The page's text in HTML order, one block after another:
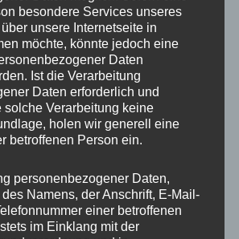
Radschraube
M14
1,25
17
27 mm
10.9
Schwarz
besondere Services unseres
unsere Internetseite in
möchte, könnte jedoch eine
Daten
Ist die Verarbeitung
Daten erforderlich und
solche Verarbeitung keine
holen wir generell eine
betroffenen Person ein.
personenbezogener Daten,
Namens, der Anschrift, E-Mail-
einer betroffenen
im Einklang mit der